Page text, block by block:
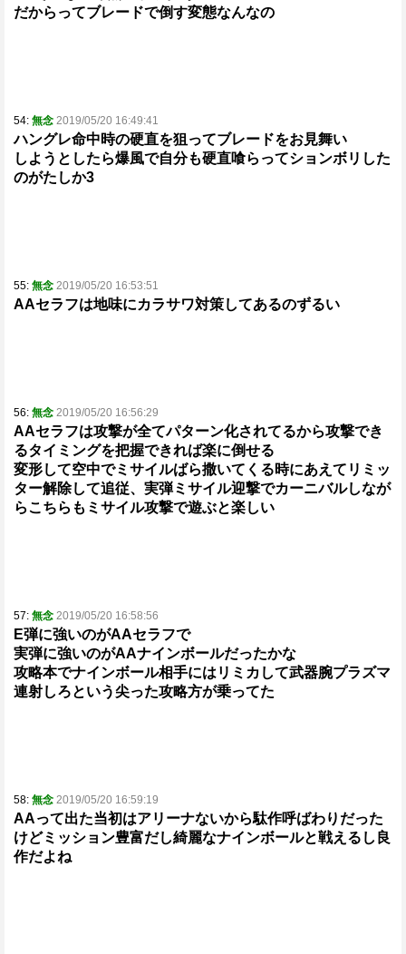
だからってブレードで倒す変態なんなの
54: 無念 2019/05/20 16:49:41
ハングレ命中時の硬直を狙ってブレードをお見舞い
しようとしたら爆風で自分も硬直喰らってションボリした
のがたしか3
55: 無念 2019/05/20 16:53:51
AAセラフは地味にカラサワ対策してあるのずるい
56: 無念 2019/05/20 16:56:29
AAセラフは攻撃が全てパターン化されてるから攻撃でき
るタイミングを把握できれば楽に倒せる
変形して空中でミサイルばら撒いてくる時にあえてリミッ
ター解除して追従、実弾ミサイル迎撃でカーニバルしなが
らこちらもミサイル攻撃で遊ぶと楽しい
57: 無念 2019/05/20 16:58:56
E弾に強いのがAAセラフで
実弾に強いのがAAナインボールだったかな
攻略本でナインボール相手にはリミカして武器腕プラズマ
連射しろという尖った攻略方が乗ってた
58: 無念 2019/05/20 16:59:19
AAって出た当初はアリーナないから駄作呼ばわりだった
けどミッション豊富だし綺麗なナインボールと戦えるし良
作だよね